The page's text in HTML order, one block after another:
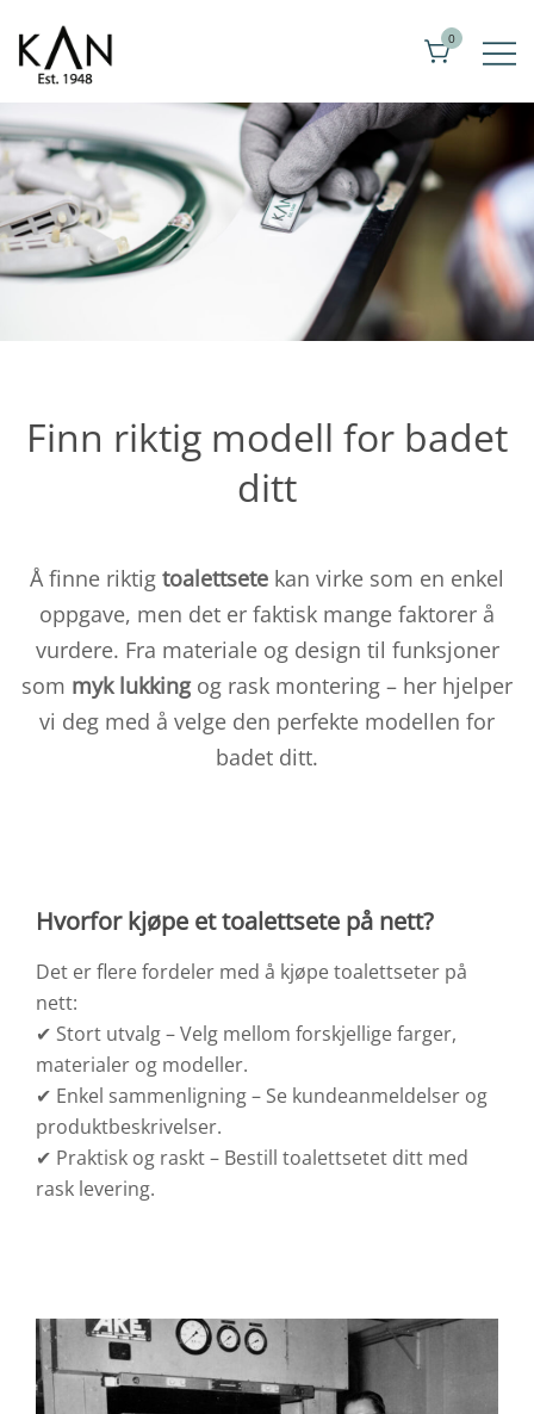
innholdet
KAN
Eksklusive toalettseter fra Kandre
0
Finn riktig modell for badet
ditt
Å finne riktig toalettsete kan virke som en enkel
oppgave, men det er faktisk mange faktorer å
vurdere. Fra materiale og design til funksjoner
som myk lukkingog rask montering – her hjelper
vi deg med å velge den perfekte modellen for
badet ditt.
Hvorfor kjøpe et toalettsete på nett?
Det er flere fordeler med å kjøpe toalettseter på
nett:
✔ Stort utvalg – Velg mellom forskjellige farger,
materialer og modeller.
✔ Enkel sammenligning – Se kundeanmeldelser og
produktbeskrivelser.
✔ Praktisk og raskt – Bestill toalettsetet ditt med
rask levering.